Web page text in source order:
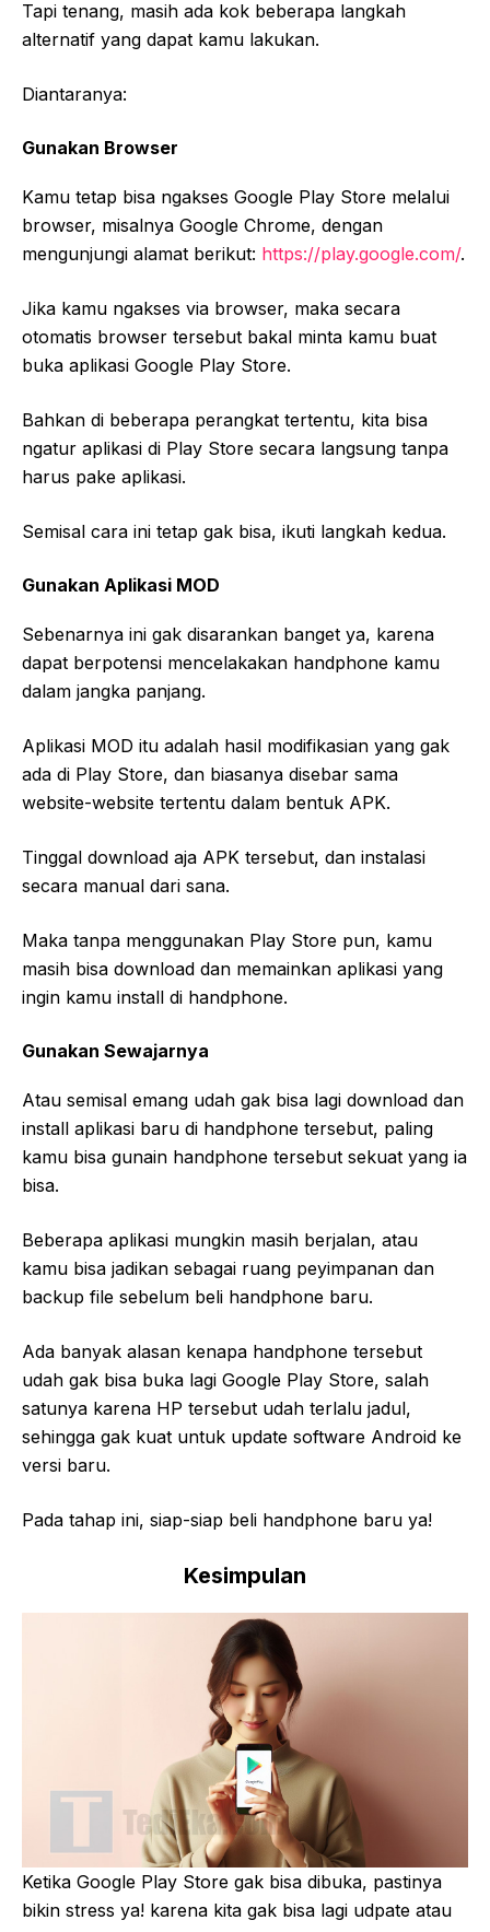
Tapi tenang, masih ada kok beberapa langkah
alternatif yang dapat kamu lakukan.
Diantaranya:
Gunakan Browser
Kamu tetap bisa ngakses Google Play Store melalui
browser, misalnya Google Chrome, dengan
mengunjungi alamat berikut: https://play.google.com/.
Jika kamu ngakses via browser, maka secara
otomatis browser tersebut bakal minta kamu buat
buka aplikasi Google Play Store.
Bahkan di beberapa perangkat tertentu, kita bisa
ngatur aplikasi di Play Store secara langsung tanpa
harus pake aplikasi.
Semisal cara ini tetap gak bisa, ikuti langkah kedua.
Gunakan Aplikasi MOD
Sebenarnya ini gak disarankan banget ya, karena
dapat berpotensi mencelakakan handphone kamu
dalam jangka panjang.
Aplikasi MOD itu adalah hasil modifikasian yang gak
ada di Play Store, dan biasanya disebar sama
website-website tertentu dalam bentuk APK.
Tinggal download aja APK tersebut, dan instalasi
secara manual dari sana.
Maka tanpa menggunakan Play Store pun, kamu
masih bisa download dan memainkan aplikasi yang
ingin kamu install di handphone.
Gunakan Sewajarnya
Atau semisal emang udah gak bisa lagi download dan
install aplikasi baru di handphone tersebut, paling
kamu bisa gunain handphone tersebut sekuat yang ia
bisa.
Beberapa aplikasi mungkin masih berjalan, atau
kamu bisa jadikan sebagai ruang peyimpanan dan
backup file sebelum beli handphone baru.
Ada banyak alasan kenapa handphone tersebut
udah gak bisa buka lagi Google Play Store, salah
satunya karena HP tersebut udah terlalu jadul,
sehingga gak kuat untuk update software Android ke
versi baru.
Pada tahap ini, siap-siap beli handphone baru ya!
Kesimpulan
Ketika Google Play Store gak bisa dibuka, pastinya
bikin stress ya! karena kita gak bisa lagi udpate atau